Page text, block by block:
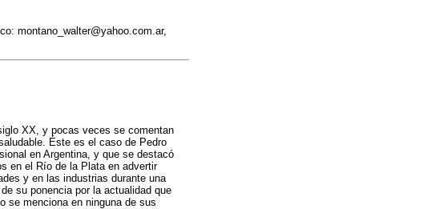
montano_walter@yahoo.com.ar,
XX, y pocas veces se comentan
Éste es el caso de Pedro
en Argentina, y que se destacó
en el Río de la Plata en advertir
y en las industrias durante una
su ponencia por la actualidad que
se menciona en ninguna de sus